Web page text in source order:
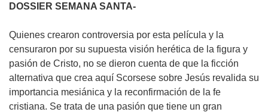
DOSSIER SEMANA SANTA-
Quienes crearon controversia por esta película y la
censuraron por su supuesta visión herética de la figura y
pasión de Cristo, no se dieron cuenta de que la ficción
alternativa que crea aquí Scorsese sobre Jesús revalida su
importancia mesiánica y la reconfirmación de la fe
cristiana. Se trata de una pasión que tiene un gran